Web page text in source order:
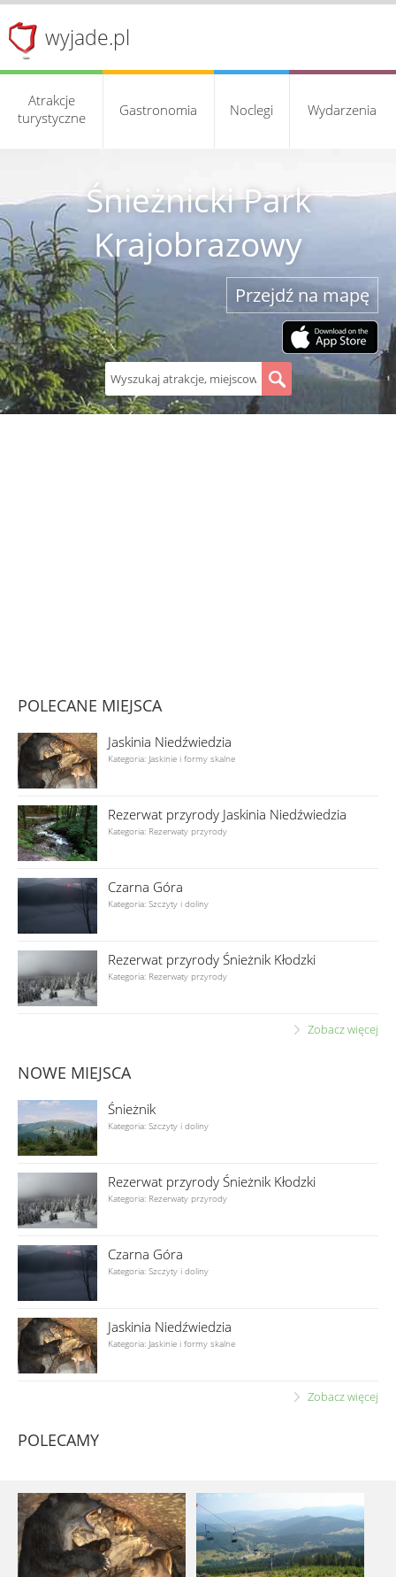
wyjade.pl
Atrakcje
turystyczne
Gastronomia Noclegi Wydarzenia
Śnieżnicki Park
Krajobrazowy
Przejdź na mapę
POLECANE MIEJSCA
Jaskinia Niedźwiedzia
Kategoria: Jaskinie i formy skalne
Rezerwat przyrody Jaskinia Niedźwiedzia
Kategoria: Rezerwaty przyrody
Czarna Góra
Kategoria: Szczyty i doliny
Rezerwat przyrody Śnieżnik Kłodzki
Kategoria: Rezerwaty przyrody
Zobacz więcej
NOWE MIEJSCA
Śnieżnik
Kategoria: Szczyty i doliny
Rezerwat przyrody Śnieżnik Kłodzki
Kategoria: Rezerwaty przyrody
Czarna Góra
Kategoria: Szczyty i doliny
Jaskinia Niedźwiedzia
Kategoria: Jaskinie i formy skalne
Zobacz więcej
POLECAMY